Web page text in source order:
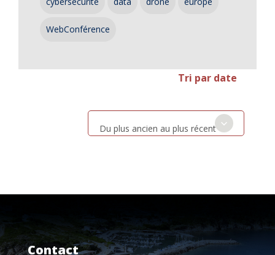
WebConférence
Tri par date
Du plus ancien au plus récent
Contact